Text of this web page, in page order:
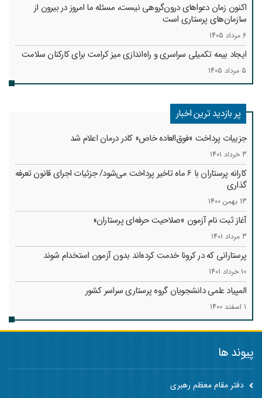
اکنون زمان دعواهای درون‌گروهی نیست، مسئله ما امروز در بیرون از
سازمان‌های پرستاری است
6 مرداد 1405
ایجاد بیمه تکمیلی سراسری و راه‌اندازی میز کرامت برای کارکنان سلامت
5 مرداد 1405
پر بازدید ترین اخبار
جزییات پرداخت «فوق‌العاده خاص» کادر درمان اعلام شد
3 خرداد 1401
کارانه‌ پرستاران با 6 ماه تاخیر پرداخت می‌شود/ جزئیات اجرای قانون تعرفه
گذاری
13 بهمن 1400
آغاز ثبت نام آزمون «صلاحیت حرفه‌ای پرستاران»
3 مرداد 1401
پرستارانی که در کرونا خدمت کرد‌ه‌اند بدون آزمون استخدام شوند
10 خرداد 1401
المپیاد علمی دانشجویان گروه پرستاری سراسر کشور
1 اسفند 1400
پیوند ها
دفتر مقام معظم رهبری